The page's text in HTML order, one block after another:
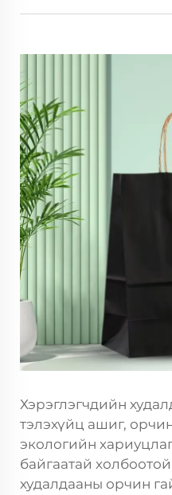
Хэрэглэгчдийн
тэлэхүйц ашиг,
экологийн
байгаатай
худалдааны орчин